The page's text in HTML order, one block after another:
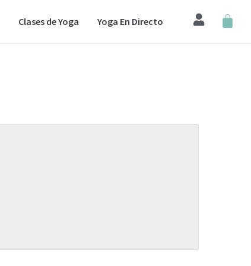
Clases de Yoga Yoga En Directo